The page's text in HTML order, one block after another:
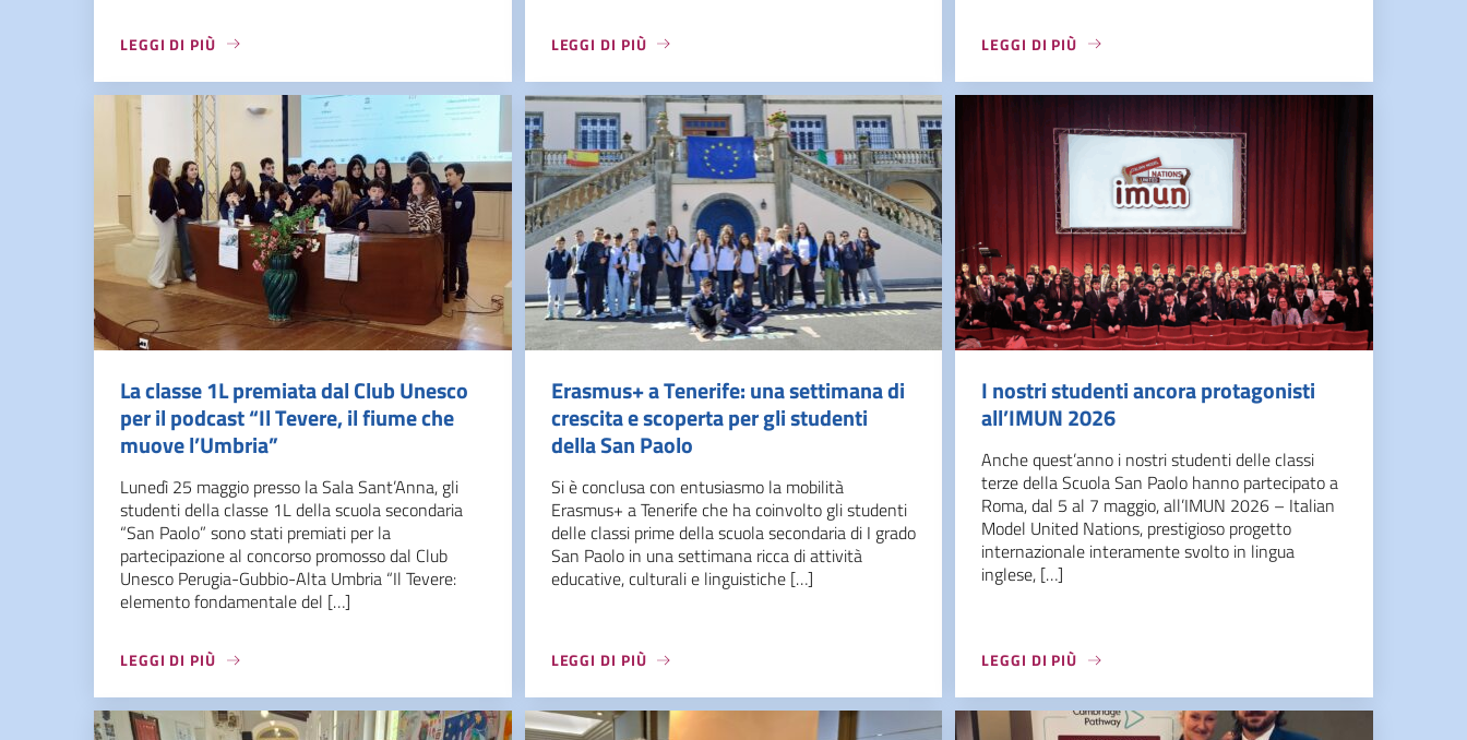
LEGGI DI PIÙ LEGGI DI PIÙ LEGGI DI PIÙ
La classe 1L premiata dal Club Unesco
per il podcast “Il Tevere, il fiume che
muove l’Umbria”
Lunedì 25 maggio presso la Sala Sant’Anna, gli
studenti della classe 1L della scuola secondaria
“San Paolo” sono stati premiati per la
partecipazione al concorso promosso dal Club
Unesco Perugia-Gubbio-Alta Umbria “Il Tevere:
elemento fondamentale del […]
LEGGI DI PIÙ
Erasmus+ a Tenerife: una settimana di
crescita e scoperta per gli studenti
della San Paolo
Si è conclusa con entusiasmo la mobilità
Erasmus+ a Tenerife che ha coinvolto gli studenti
delle classi prime della scuola secondaria di I grado
San Paolo in una settimana ricca di attività
educative, culturali e linguistiche […]
LEGGI DI PIÙ
I nostri studenti ancora protagonisti
all’IMUN 2026
Anche quest’anno i nostri studenti delle classi
terze della Scuola San Paolo hanno partecipato a
Roma, dal 5 al 7 maggio, all’IMUN 2026 – Italian
Model United Nations, prestigioso progetto
internazionale interamente svolto in lingua
inglese, […]
LEGGI DI PIÙ